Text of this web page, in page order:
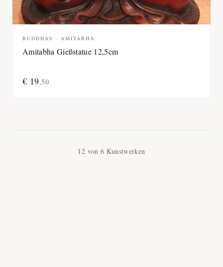
BUDDHAS - AMITABHA
Amitabha Gießstatue 12,5cm
€ 19,50
12 von 6 Kunstwerken